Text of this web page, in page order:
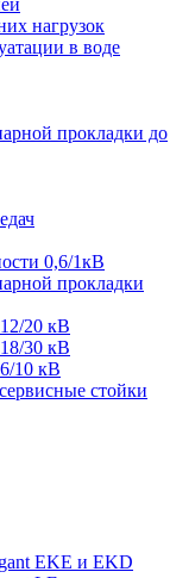
нагрузок
в воде
прокладки до
0,6/1кВ
прокладки
20 кВ
30 кВ
10 кВ
стойки
EKE и EKD